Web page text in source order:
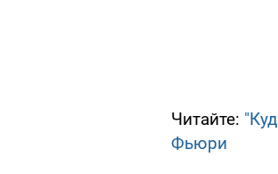
Читайте:
Фьюри